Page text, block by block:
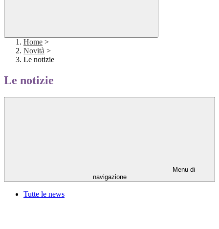
Home >
Novità >
Le notizie
Le notizie
Menu di
navigazione
Tutte le news